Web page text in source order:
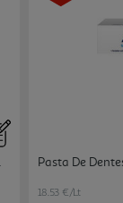
Pasta De
18.53 €/Lt